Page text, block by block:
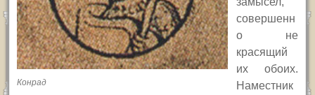
Конрад
совершенн
о не
красящий
их обоих.
Наместник